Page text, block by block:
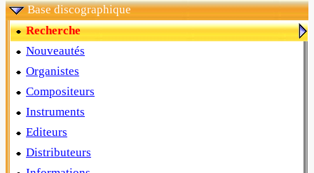
Base discographique
Recherche
Nouveautés
Organistes
Compositeurs
Instruments
Editeurs
Distributeurs